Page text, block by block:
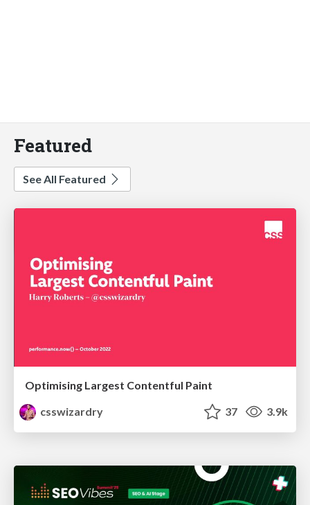
Featured
See All Featured
Optimising Largest Contentful Paint
csswizardry
37 3.9k